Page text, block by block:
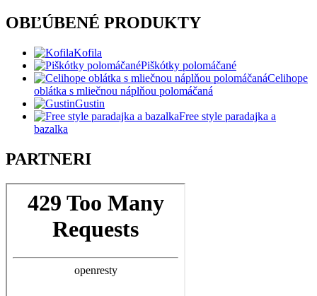
OBĽÚBENÉ PRODUKTY
Kofila
Piškótky polomáčané
Celihope
oblátka s mliečnou náplňou polomáčaná
Gustin
Free style paradajka a
bazalka
PARTNERI